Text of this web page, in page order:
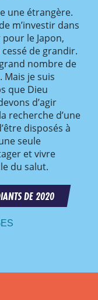
une étrangère.
m’investir dans
le Japon,
de grandir.
nombre de
Mais je suis
que Dieu
d’agir
recherche d’une
disposés à
seule
et vivre
du salut.
DE 2020